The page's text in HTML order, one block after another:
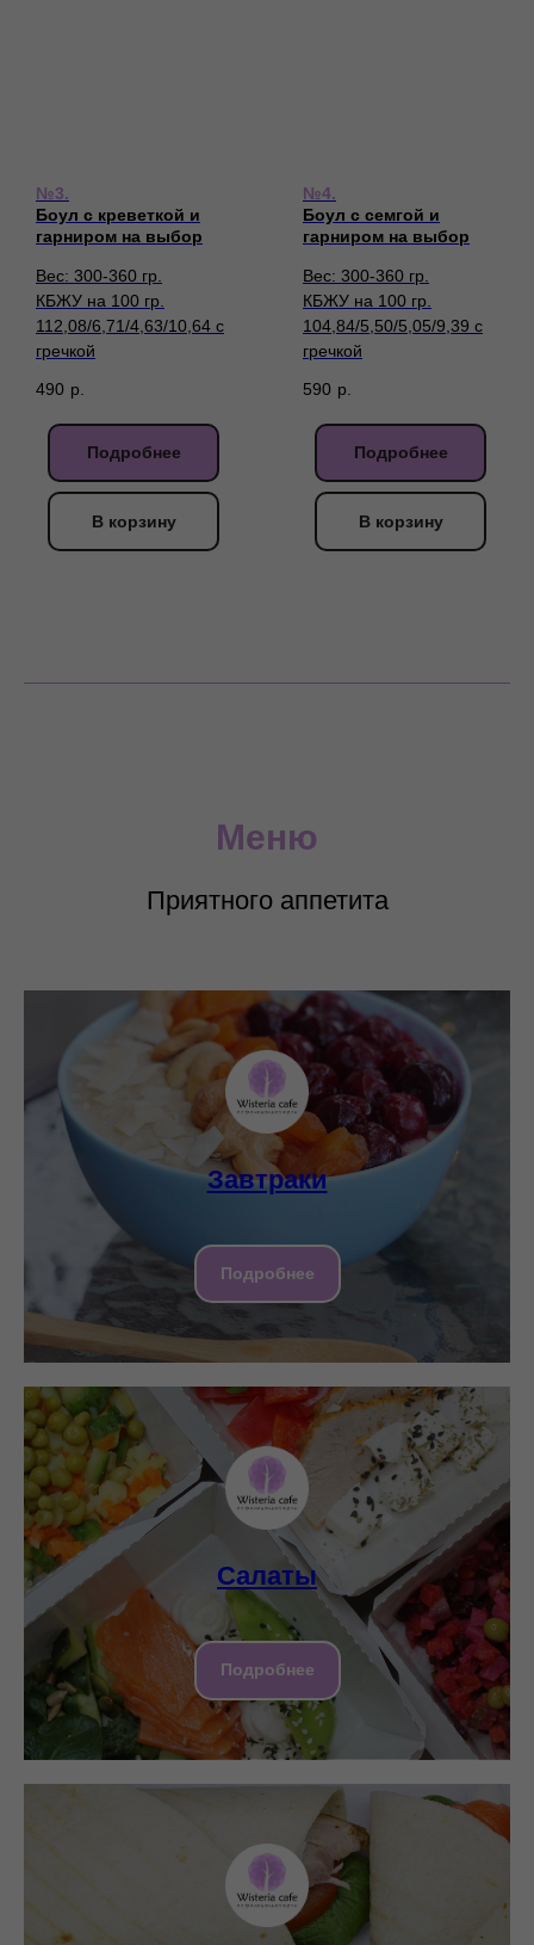
№3.
Боул с креветкой и
гарниром на выбор
Вес: 300-360 гр.
КБЖУ на 100 гр.
112,08/6,71/4,63/10,64 с
гречкой
490 р.
Подробнее
В корзину
№4.
Боул с семгой и
гарниром на выбор
Вес: 300-360 гр.
КБЖУ на 100 гр.
104,84/5,50/5,05/9,39 с
гречкой
590 р.
Подробнее
В корзину
Меню
Приятного аппетита
Завтраки
Подробнее
Салаты
Подробнее